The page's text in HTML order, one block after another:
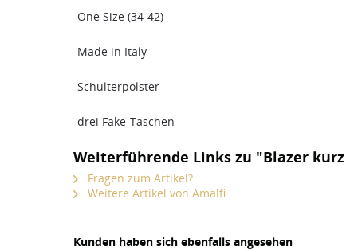
-One Size (34-42)
-Made in Italy
-Schulterpolster
-drei Fake-Taschen
Weiterführende Links zu "Blazer
Fragen zum Artikel?
Weitere Artikel von Amalfi
Kunden haben sich ebenfalls angesehen